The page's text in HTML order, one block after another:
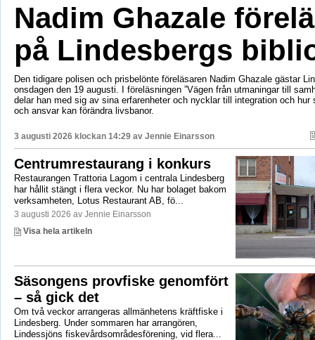
Nadim Ghazale
på Lindesbergs
Den tidigare polisen och prisbelönte föreläsaren Nadim Ghazale gästar
onsdagen den 19 augusti. I föreläsningen ”Vägen från utmaningar till
delar han med sig av sina erfarenheter och nycklar till integration och hur
och ansvar kan förändra livsbanor.
3 augusti 2026 klockan 14:29 av Jennie Einarsson
Centrumrestaurang i konkurs
Restaurangen Trattoria Lagom i centrala Lindesberg
har hållit stängt i flera veckor. Nu har bolaget bakom
verksamheten, Lotus Restaurant AB, fö...
3 augusti 2026 av Jennie Einarsson
Visa hela artikeln
Säsongens provfiske genomfört
– så gick det
Om två veckor arrangeras allmänhetens kräftfiske i
Lindesberg. Under sommaren har arrangören,
Lindessjöns fiskevårdsområdesförening, vid flera...